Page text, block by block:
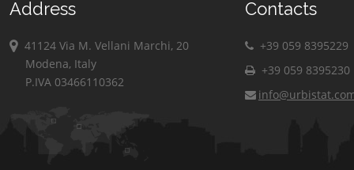
Address
41124 Via M. Vellani Marchi, 20
Modena, Italy
P.IVA 03466110362
Contacts
+39 059 8395229
+39 059 8395230